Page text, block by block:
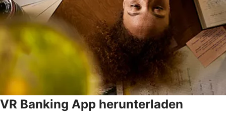
VR Banking App herunterladen